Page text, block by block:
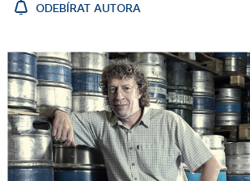
ODEBÍRAT AUTORA